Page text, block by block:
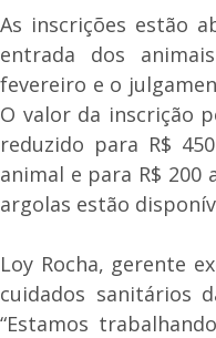
As inscrições estão
entrada dos
fevereiro e o
O valor da inscrição
reduzido para R$
animal e para R$ 200
argolas estão
Loy Rocha, gerente
cuidados sanitários
“Estamos